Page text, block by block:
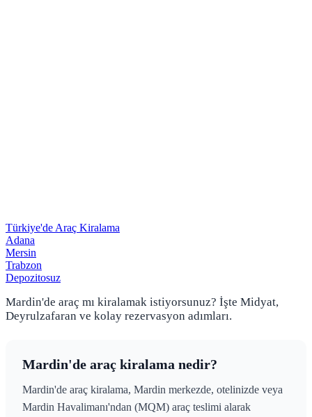
Türkiye'de Araç Kiralama
Adana
Mersin
Trabzon
Depozitosuz
Mardin'de araç mı kiralamak istiyorsunuz? İşte Midyat,
Deyrulzafaran ve kolay rezervasyon adımları.
Mardin'de araç kiralama nedir?
Mardin'de araç kiralama, Mardin merkezde, otelinizde veya
Mardin Havalimanı'ndan (MQM) araç teslimi alarak